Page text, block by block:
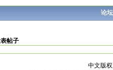
论
帖子
中文版